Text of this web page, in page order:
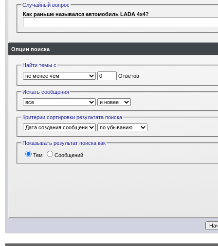
Случайный вопрос
Как раньше назывался автомобиль LADA 4x4?
Опции поиска
Найти темы с
Ответов
Искать сообщения
Критерии сортировки результата поиска
Показывать результат поиска как
Тем Сообщений